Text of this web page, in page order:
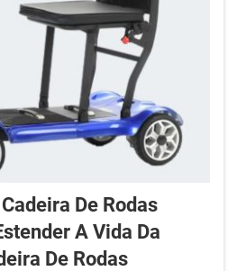
De Rodas
A Vida Da
De Rodas